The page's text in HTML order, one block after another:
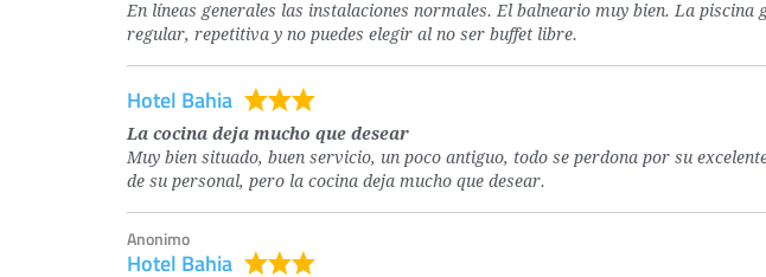
En líneas generales las instalaciones normales. El balneario muy bien. La piscina
regular, repetitiva y no puedes elegir al no ser buffet libre.
Hotel Bahia
La cocina deja mucho que desear
Muy bien situado, buen servicio, un poco antiguo, todo se perdona por su
de su personal, pero la cocina deja mucho que desear.
Anonimo
Hotel Bahia